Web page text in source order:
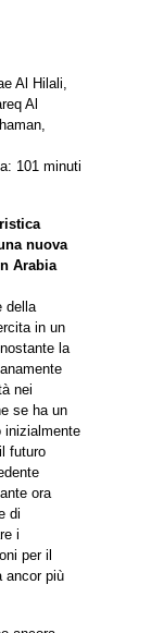
Al Hilali,
Al
101 minuti
nuova
Arabia
della
in un
la
nei
se ha un
inizialmente
futuro
ora
di
i
per il
ancor più